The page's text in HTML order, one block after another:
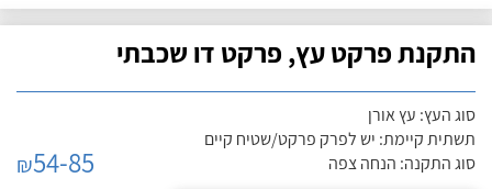
התקנת פרקט עץ, פרקט דו שכבתי
סוג העץ: עץ אורן
תשתית קיימת: יש לפרק פרקט/שטיח קיים
סוג התקנה: הנחה צפה
₪54-85